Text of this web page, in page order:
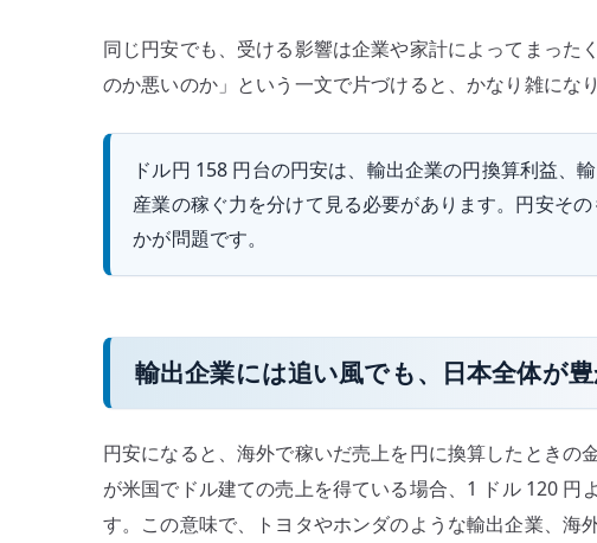
同じ円安でも、受ける影響は企業や家計によってまった
のか悪いのか」という一文で片づけると、かなり雑になり
ドル円 158 円台の円安は、輸出企業の円換算利益、
産業の稼ぐ力を分けて見る必要があります。円安そ
かが問題です。
輸出企業には追い風でも、日本全体が
円安になると、海外で稼いだ売上を円に換算したときの
が米国でドル建ての売上を得ている場合、1 ドル 120 円
す。この意味で、トヨタやホンダのような輸出企業、海